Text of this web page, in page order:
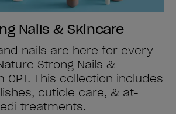
Nails & Skincare
nails are here for every
Strong Nails &
OPI. This collection includes
cuticle care, & at-
treatments.